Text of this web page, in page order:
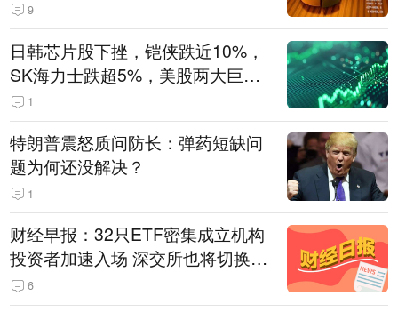
9
日韩芯片股下挫，铠侠跌近10%，
SK海力士跌超5%，美股两大巨头
遭遇业绩杀
1
特朗普震怒质问防长：弹药短缺问
题为何还没解决？
1
财经早报：32只ETF密集成立机构
投资者加速入场 深交所也将切换交
易线路
6